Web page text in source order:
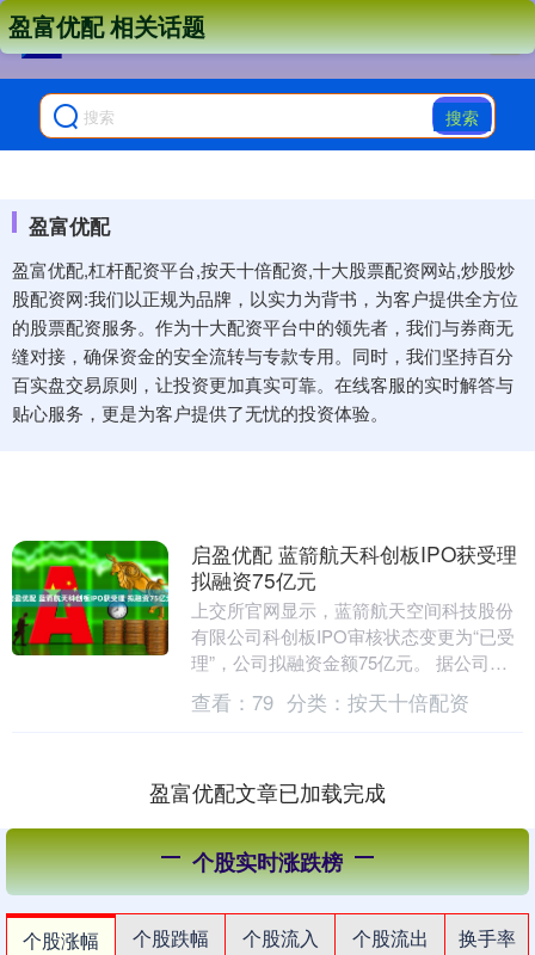
搜索
盈富优配
盈富优配,杠杆配资平台,按天十倍配资,十大股票配资网站,炒股炒
股配资网:我们以正规为品牌，以实力为背书，为客户提供全方位
的股票配资服务。作为十大配资平台中的领先者，我们与券商无
缝对接，确保资金的安全流转与专款专用。同时，我们坚持百分
百实盘交易原则，让投资更加真实可靠。在线客服的实时解答与
贴心服务，更是为客户提供了无忧的投资体验。
盈富优配 相关话题
启盈优配 蓝箭航天科创板IPO获受理
拟融资75亿元
上交所官网显示，蓝箭航天空间科技股份
有限公司科创板IPO审核状态变更为“已受
理”，公司拟融资金额75亿元。 据公司招
股书（申报稿）显示，蓝箭航天主要从事
液氧甲烷....
查看： 79 分类： 按天十倍配资
盈富优配文章已加载完成
个股实时涨跌榜
个股涨幅 个股跌幅 个股流入 个股流出
换手率